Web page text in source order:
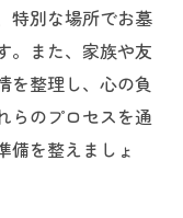
特別な場所でお墓
。また、家族や友
を整理し、心の負
らのプロセスを通
備を整えましょ